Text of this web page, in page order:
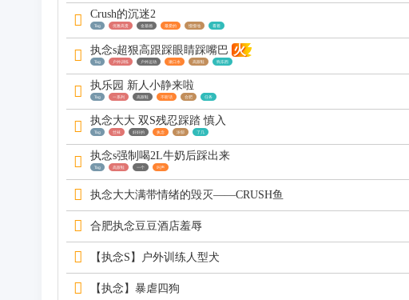
Crush的沉迷2
Tag 优雅高贵 金基德 最爱的 慢慢地 看着
执念s超狠高跟踩眼睛踩嘴巴 火
Tag 户外训练 户外运动 漱口水 高跟鞋 狗东西
执乐园 新人小静来啦
Tag 一系列 高跟鞋 不听话 合肥 任务
执念大大 双S残忍踩踏 慎入
Tag 丝袜 好好的 执念 浓郁 了几
执念s强制喝2L牛奶后踩出来
Tag 高跟鞋 一个 叫声
执念大大满带情绪的毁灭——CRUSH鱼
合肥执念豆豆酒店羞辱
【执念S】户外训练人型犬
【执念】暴虐四狗